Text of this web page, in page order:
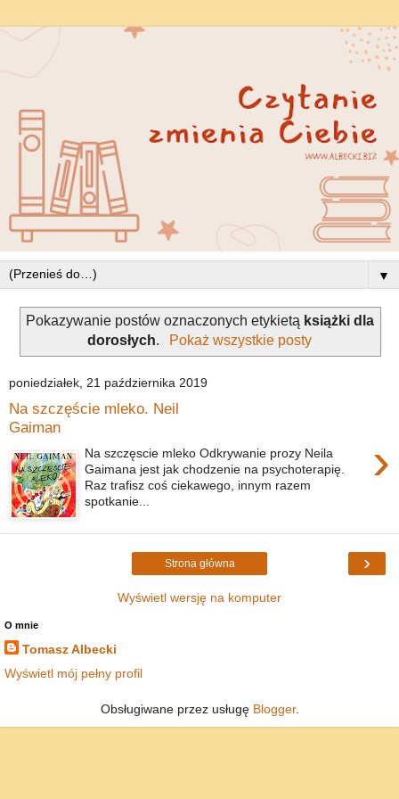
▼
Pokazywanie postów oznaczonych etykietą książki dla
dorosłych. Pokaż wszystkie posty
poniedziałek, 21 października 2019
Na szczęście mleko. Neil
Gaiman
›
Na szczęscie mleko Odkrywanie prozy Neila
Gaimana jest jak chodzenie na psychoterapię.
Raz trafisz coś ciekawego, innym razem
spotkanie...
›
Strona główna
Wyświetl wersję na komputer
O mnie
Tomasz Albecki
Wyświetl mój pełny profil
Obsługiwane przez usługę Blogger.